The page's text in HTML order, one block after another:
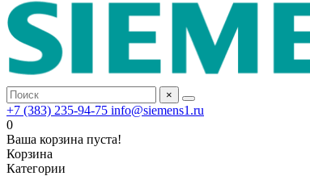
×
+7 (383) 235-94-75 info@siemens1.ru
0
Ваша корзина пуста!
Корзина
Категории